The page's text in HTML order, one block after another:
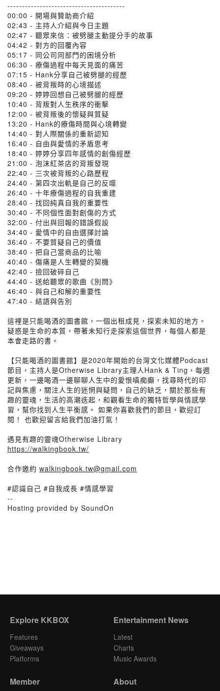
----------------------------------------
00:00 - 開場與贊助商介紹
02:43 - 主持人介紹與今日主題
02:47 - 聽眾來信：被劈腿主動提分手的故事
04:42 - 對方的回覆內容
05:17 - 同公司同部門的困境分析
06:30 - 療傷過程中每天見面的痛苦
07:15 - Hank分享自己被劈腿的經歷
08:40 - 被背叛時的心境描述
09:20 - 婷婷回想自己被劈腿的經歷
10:40 - 背叛對人生秩序的衝擊
12:00 - 被背叛後的懷疑與質疑
13:20 - Hank的療傷時間與心境轉變
14:40 - 對人際關係的重新認知
16:40 - 自由與愛情的矛盾思考
18:40 - 婷婷分享四年感情的創傷經歷
21:00 - 泡沫紅茶店的背叛發現
22:40 - 三次被背叛的心路歷程
24:40 - 第四次出軌是自己的反噬
26:40 - 十年療傷過程的自我重建
28:40 - 找回純真自我的重要性
30:40 - 不同個性面對創傷的方式
32:00 - 付出與回報的錯誤假設
34:40 - 愛情中的自由選擇討論
36:40 - 不要質疑自己的價值
38:40 - 把自己當商品的比喻
40:40 - 傷痛是人生轉變的契機
42:40 - 撿回破碎自己
44:40 - 送給聽眾的歌曲《別問》
46:40 - 與自己和解的重要性
47:40 - 結語與告別
這裡是只能喝酒的圖書館，一個出租成見，探索未知的地方。
疑惑是生命的本質，帶著未知行走探索這個世界，每個人都是
本會走路的書。
【只能喝酒的圖書館】是2020年開始的台灣文化媒體Podcast
節目，主持人是Otherwise Library主理人Hank & Ting，每週
更新，一邊喝酒一邊聊聊人生中的愛恨嗔痴癲，找尋時代的印
記與焦慮，關注人生的迷惘與疑問，自己的缺乏，關於那些有
趣的靈魂，生活的高潮迭起，和觀看生命的獨特哲學與情感學
習，幫你找到人生平衡感。 如果你喜歡我們的節目，歡迎訂
閱！ 也歡迎留言給我們加油打氣！
遇見有趣的靈魂Otherwise Library
https://walkingbook.tw/
合作邀約 walkingbook.tw@gmail.com
#認識自己 #自我成長 #情感學習
--
Hosting provided by SoundOn
Explore KKBOX
Features
Giveaways
Platforms
Entertainment News
Latest
Charts
Music Awards
Member About